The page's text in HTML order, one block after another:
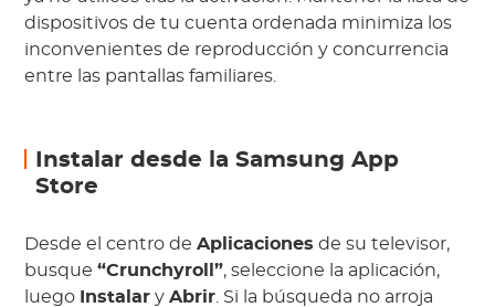
dispositivos de tu cuenta ordenada minimiza los
inconvenientes de reproducción y concurrencia
entre las pantallas familiares.
Instalar desde la Samsung App
Store
Desde el centro deAplicaciones de su televisor,
busque“Crunchyroll”, seleccione la aplicación,
luego
Instalar yAbrir . Si la búsqueda no arroja